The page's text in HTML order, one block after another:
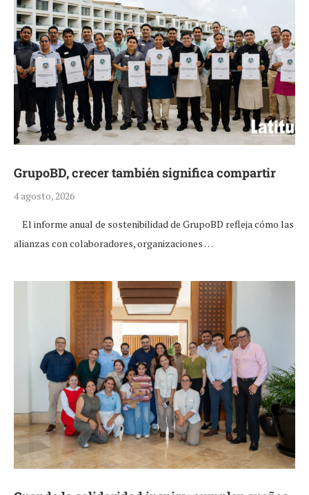
GrupoBD, crecer también significa compartir
4 agosto, 2026
El informe anual de sostenibilidad de GrupoBD refleja cómo las
alianzas con colaboradores, organizaciones …